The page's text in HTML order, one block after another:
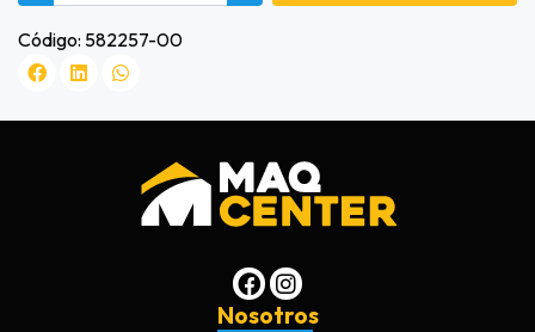
Código: 582257-00
Nosotros